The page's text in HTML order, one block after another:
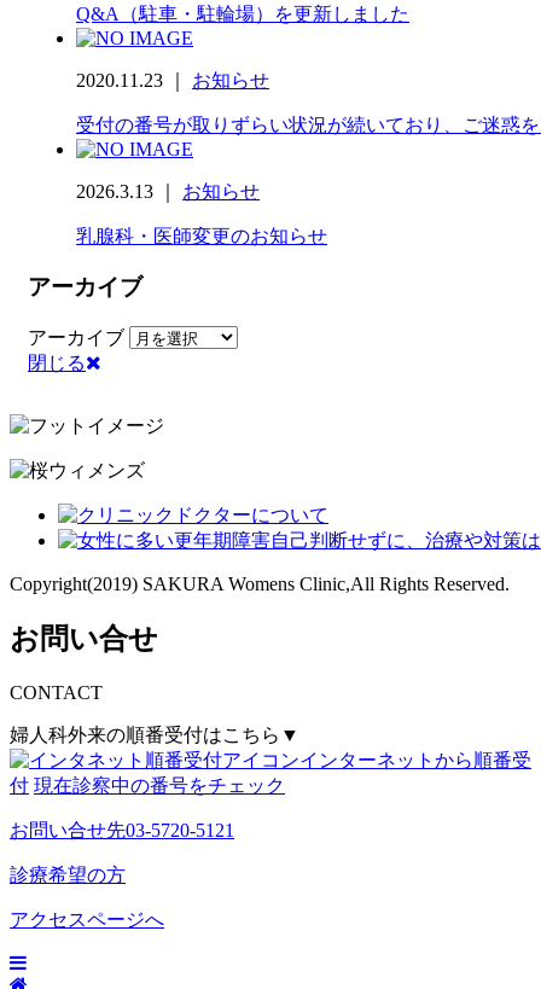
Q&A（駐車・駐輪場）を更新しました
2020.11.23 ｜ お知らせ
受付の番号が取りずらい状況が続いており、ご迷惑
2026.3.13 ｜ お知らせ
乳腺科・医師変更のお知らせ
アーカイブ
アーカイブ
閉じる
Copyright(2019) SAKURA Womens Clinic,All Rights Reserved.
お問い合せ
CONTACT
婦人科外来の順番受付はこちら▼
インターネットから順番受
付 現在診察中の番号をチェック
お問い合せ先03-5720-5121
診療希望の方
アクセスページへ